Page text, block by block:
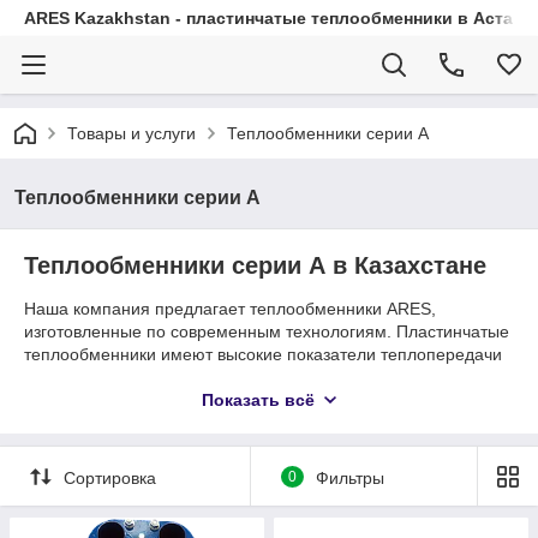
ARES Kazakhstan - пластинчатые теплообменники в Астане
Товары и услуги Теплообменники серии А
Теплообменники серии А
Теплообменники серии А в Казахстане
Наша компания предлагает теплообменники ARES,
изготовленные по современным технологиям. Пластинчатые
теплообменники имеют высокие показатели теплопередачи
применению высококачественных материалов
надежностью и долговечностью. Опытные инженеры нашего
технического отдела подберут для вас необходимое
оборудование для решения конкретных задач.
Назначение пластинчатого
Показать всё
Сортировка 0 Фильтры